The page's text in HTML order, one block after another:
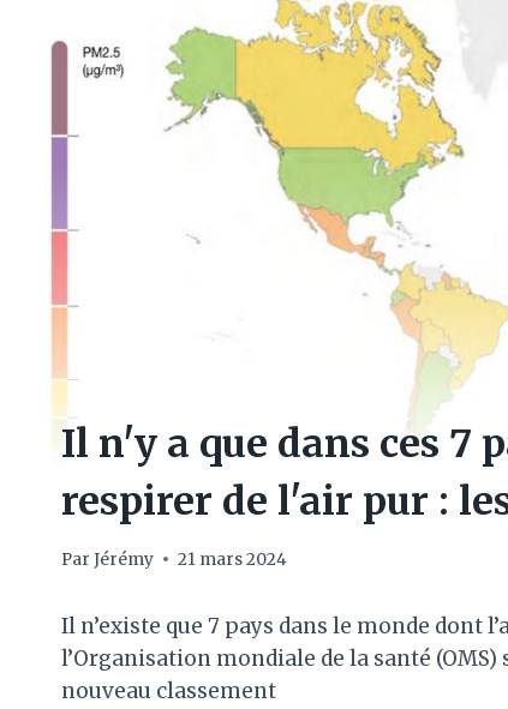
Il n'y a que dans ces 7
respirer de l'air pur :
Par Jérémy 21 mars 2024
Il n’existe que 7 pays dans le monde dont
l’Organisation mondiale de la santé
nouveau classement